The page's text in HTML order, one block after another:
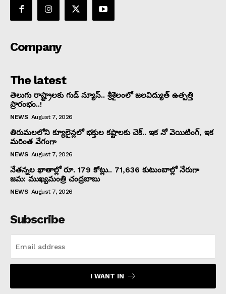
Company
The latest
తెలుగు రాష్ట్రాలకు గుడ్ న్యూస్.. శ్రీశైలంలో జలవిద్యుత్ ఉత్పత్తి
ప్రారంభం..!
NEWS August 7, 2026
తిరుమలలోని క్యూలైన్లలో భక్తుల కష్టాలకు చెక్.. ఇక నో వెయిటింగ్, ఇక
మరింత వేగంగా
NEWS August 7, 2026
నేతన్నల ఖాతాల్లో రూ. 179 కోట్లు.. 71,636 కుటుంబాల్లో నేరుగా
జమ: ముఖ్యమంత్రి చంద్రబాబు
NEWS August 7, 2026
Subscribe
I WANT IN